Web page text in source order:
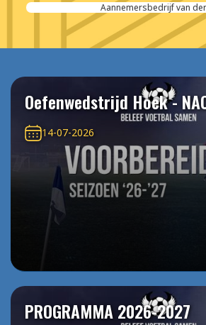
Aannemersbedrijf van der
Oefenwedstrijd Hoek -
14-07-2026
PROGRAMMA 2026-2027